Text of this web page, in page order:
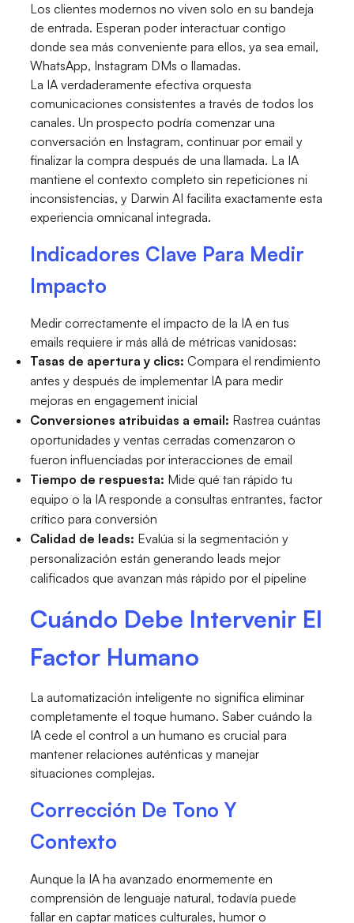
Los clientes modernos no viven solo en su bandeja
de entrada. Esperan poder interactuar contigo
donde sea más conveniente para ellos, ya sea email,
WhatsApp, Instagram DMs o llamadas.
La IA verdaderamente efectiva orquesta
comunicaciones consistentes a través de todos los
canales. Un prospecto podría comenzar una
conversación en Instagram, continuar por email y
finalizar la compra después de una llamada. La IA
mantiene el contexto completo sin repeticiones ni
inconsistencias, y Darwin AI facilita exactamente esta
experiencia omnicanal integrada.
Indicadores Clave Para Medir
Impacto
Medir correctamente el impacto de la IA en tus
emails requiere ir más allá de métricas vanidosas:
Tasas de apertura y clics: Compara el rendimiento
antes y después de implementar IA para medir
mejoras en engagement inicial
Conversiones atribuidas a email: Rastrea cuántas
oportunidades y ventas cerradas comenzaron o
fueron influenciadas por interacciones de email
Tiempo de respuesta: Mide qué tan rápido tu
equipo o la IA responde a consultas entrantes, factor
crítico para conversión
Calidad de leads: Evalúa si la segmentación y
personalización están generando leads mejor
calificados que avanzan más rápido por el pipeline
Cuándo Debe Intervenir El
Factor Humano
La automatización inteligente no significa eliminar
completamente el toque humano. Saber cuándo la
IA cede el control a un humano es crucial para
mantener relaciones auténticas y manejar
situaciones complejas.
Corrección De Tono Y
Contexto
Aunque la IA ha avanzado enormemente en
comprensión de lenguaje natural, todavía puede
fallar en captar matices culturales, humor o